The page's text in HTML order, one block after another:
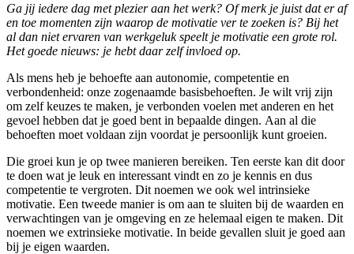
Ga jij iedere dag met plezier aan het werk? Of merk je juist dat er af
en toe momenten zijn waarop de motivatie ver te zoeken is? Bij het
al dan niet ervaren van werkgeluk speelt je motivatie een grote rol.
Het goede nieuws: je hebt daar zelf invloed op.
Als mens heb je behoefte aan autonomie, competentie en
verbondenheid: onze zogenaamde basisbehoeften. Je wilt vrij zijn
om zelf keuzes te maken, je verbonden voelen met anderen en het
gevoel hebben dat je goed bent in bepaalde dingen. Aan al die
behoeften moet voldaan zijn voordat je persoonlijk kunt groeien.
Die groei kun je op twee manieren bereiken. Ten eerste kan dit door
te doen wat je leuk en interessant vindt en zo je kennis en dus
competentie te vergroten. Dit noemen we ook wel intrinsieke
motivatie. Een tweede manier is om aan te sluiten bij de waarden en
verwachtingen van je omgeving en ze helemaal eigen te maken. Dit
noemen we extrinsieke motivatie. In beide gevallen sluit je goed aan
bij je eigen waarden.